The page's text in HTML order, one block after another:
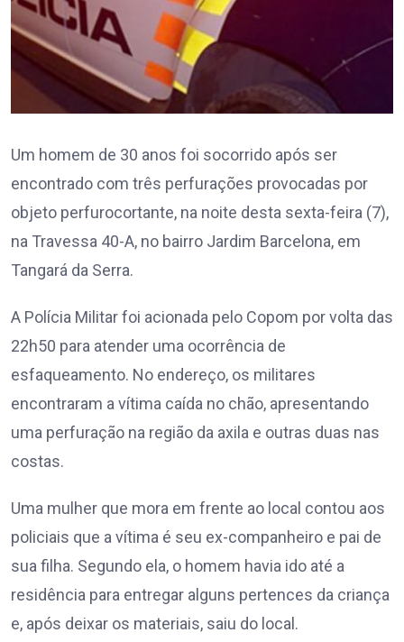
Um homem de 30 anos foi socorrido após ser
encontrado com três perfurações provocadas por
objeto perfurocortante, na noite desta sexta-feira (7),
na Travessa 40-A, no bairro Jardim Barcelona, em
Tangará da Serra.
A Polícia Militar foi acionada pelo Copom por volta das
22h50 para atender uma ocorrência de
esfaqueamento. No endereço, os militares
encontraram a vítima caída no chão, apresentando
uma perfuração na região da axila e outras duas nas
costas.
Uma mulher que mora em frente ao local contou aos
policiais que a vítima é seu ex-companheiro e pai de
sua filha. Segundo ela, o homem havia ido até a
residência para entregar alguns pertences da criança
e, após deixar os materiais, saiu do local.